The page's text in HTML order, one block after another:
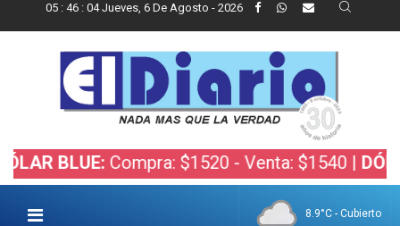
05: 46: 04 Jueves, 6 De Agosto - 2026
BLUE:Compra: $1520 - Venta: $1540 | DÓLAR
8.9°C - Cubierto